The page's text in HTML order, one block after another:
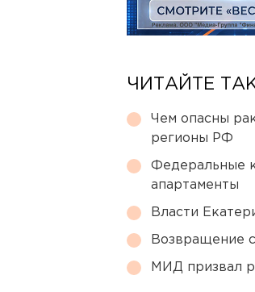
ЧИТАЙТЕ
Чем опасны
регионы РФ
Федеральные
апартаменты
Власти
Возвращение
МИД призвал